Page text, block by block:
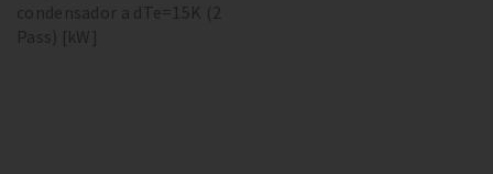
condensador a dTe=15K (2
Pass) [kW]